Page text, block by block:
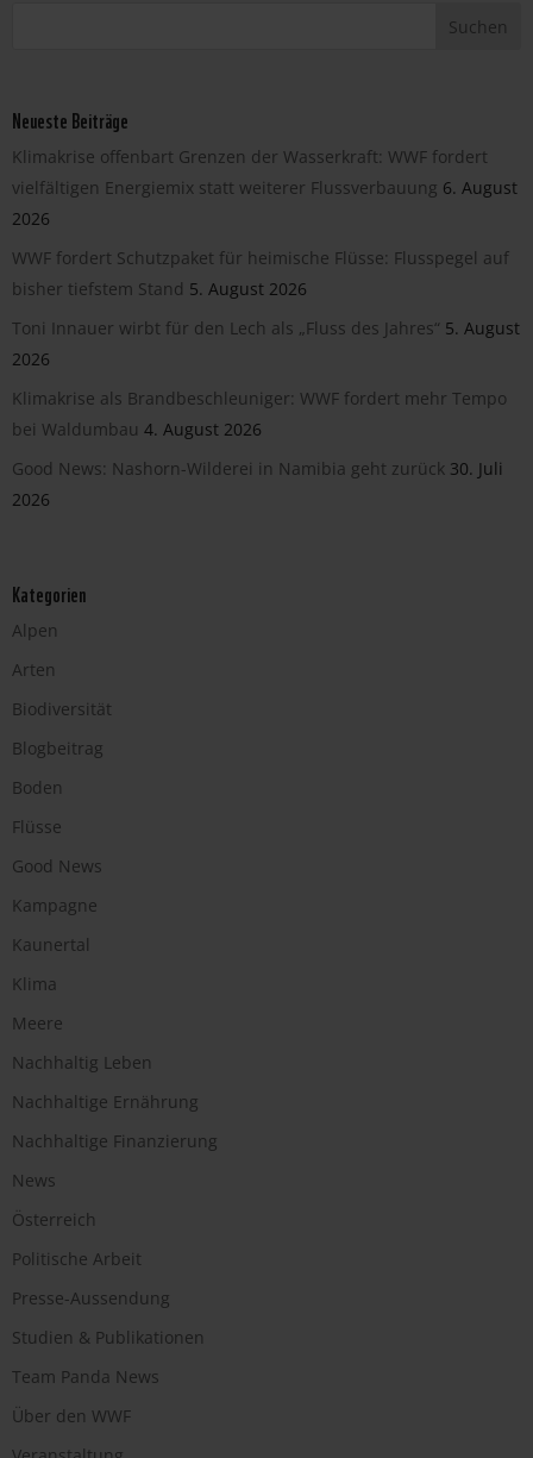
Neueste Beiträge
Klimakrise offenbart Grenzen der Wasserkraft: WWF fordert
vielfältigen Energiemix statt weiterer Flussverbauung 6. August
2026
WWF fordert Schutzpaket für heimische Flüsse: Flusspegel auf
bisher tiefstem Stand 5. August 2026
Toni Innauer wirbt für den Lech als „Fluss des Jahres“ 5. August
2026
Klimakrise als Brandbeschleuniger: WWF fordert mehr Tempo
bei Waldumbau 4. August 2026
Good News: Nashorn-Wilderei in Namibia geht zurück 30. Juli
2026
Kategorien
Alpen
Arten
Biodiversität
Blogbeitrag
Boden
Flüsse
Good News
Kampagne
Kaunertal
Klima
Meere
Nachhaltig Leben
Nachhaltige Ernährung
Nachhaltige Finanzierung
News
Österreich
Politische Arbeit
Presse-Aussendung
Studien & Publikationen
Team Panda News
Über den WWF